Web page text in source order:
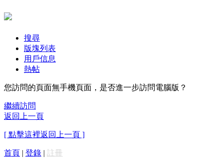
搜尋
版塊列表
用戶信息
熱帖
您訪問的頁面無手機頁面，是否進一步訪問電腦版？
繼續訪問
返回上一頁
[ 點擊這裡返回上一頁 ]
首頁 | 登錄 | 註冊